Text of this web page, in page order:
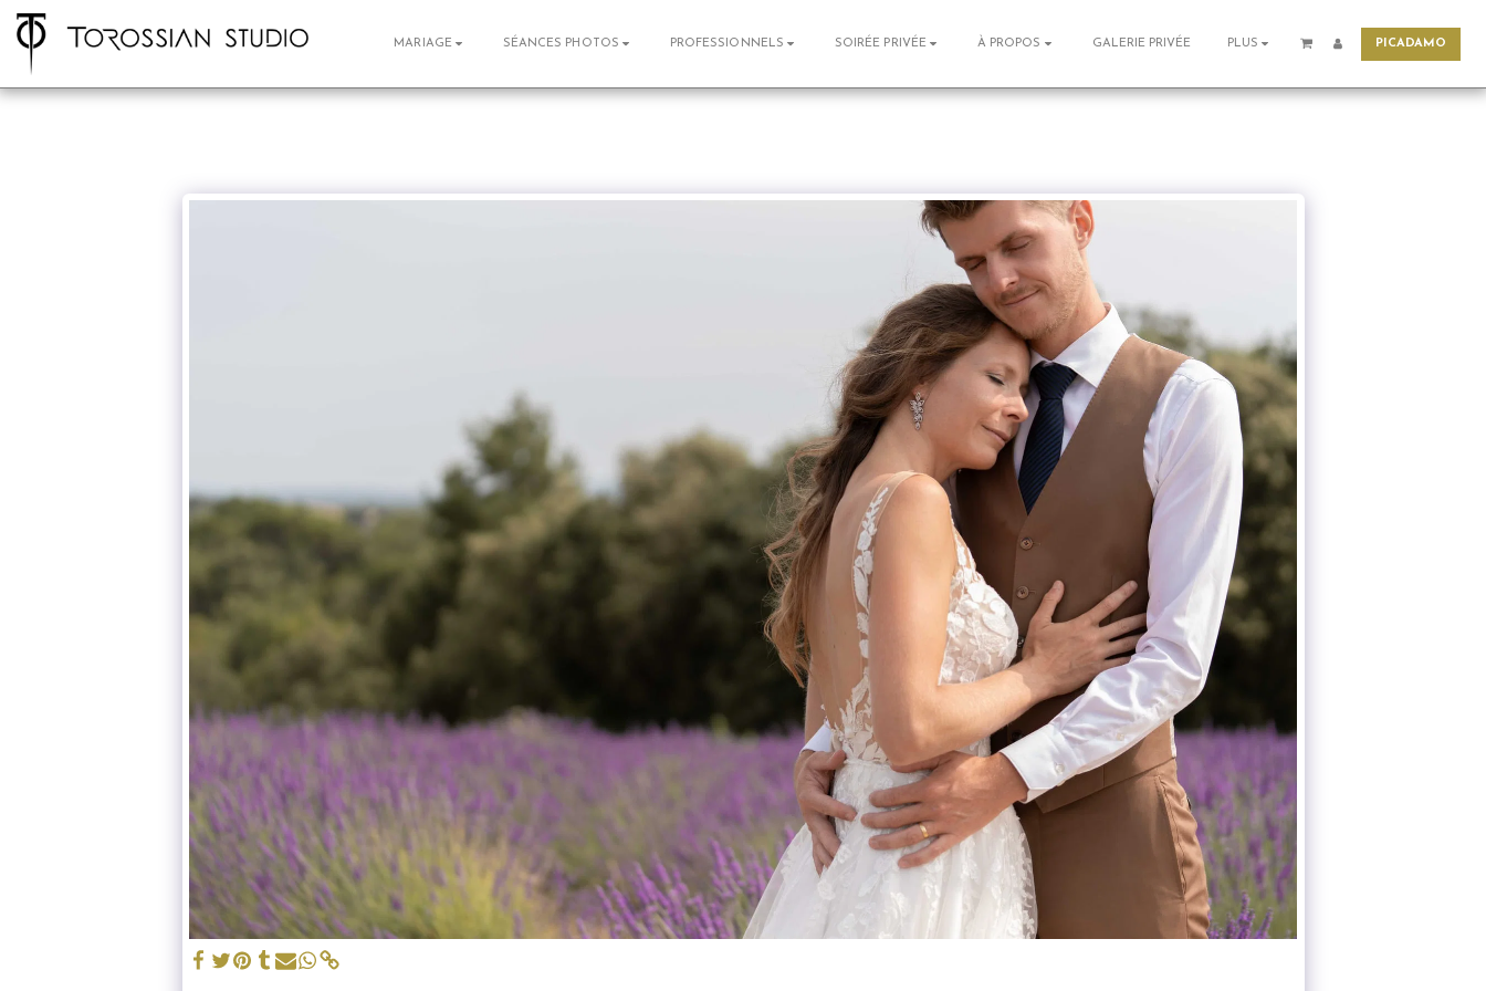
MARIAGE SÉANCES PHOTOS PROFESSIONNELS SOIRÉE PRIVÉE À PROPOS GALERIE PRIVÉE PLUS PICADAMO